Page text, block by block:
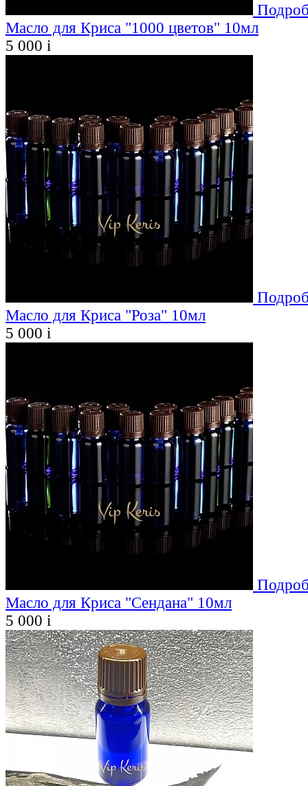
Масло для Криса "1000 цветов" 10мл
5 000 i
Масло для Криса "Роза" 10мл
5 000 i
Масло для Криса "Сендана" 10мл
5 000 i